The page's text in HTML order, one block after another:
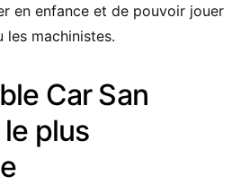
en enfance et de pouvoir jouer
les machinistes.
Car San
plus